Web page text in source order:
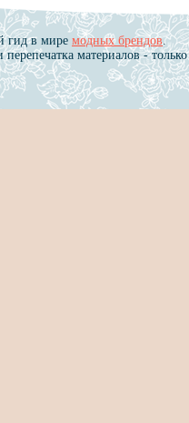
гид в мире модных брендов.
материалов - только